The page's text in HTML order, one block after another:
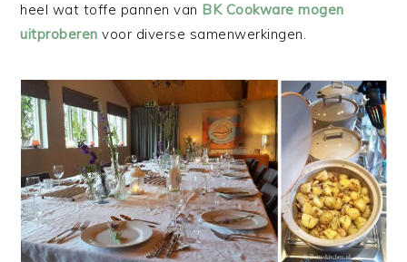
heel wat toffe pannen van BK Cookware mogen
uitproberen voor diverse samenwerkingen.